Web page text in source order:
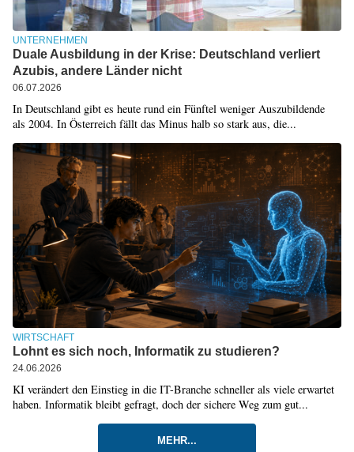
UNTERNEHMEN
Duale Ausbildung in der Krise: Deutschland verliert
Azubis, andere Länder nicht
06.07.2026
In Deutschland gibt es heute rund ein Fünftel weniger Auszubildende
als 2004. In Österreich fällt das Minus halb so stark aus, die...
WIRTSCHAFT
Lohnt es sich noch, Informatik zu studieren?
24.06.2026
KI verändert den Einstieg in die IT-Branche schneller als viele erwartet
haben. Informatik bleibt gefragt, doch der sichere Weg zum gut...
MEHR...